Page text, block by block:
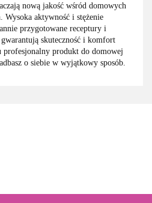
nową jakość wśród domowych
Wysoka aktywność i stężenie
przygotowane receptury i
skuteczność i komfort
profesjonalny produkt do domowej
o siebie w wyjątkowy sposób.